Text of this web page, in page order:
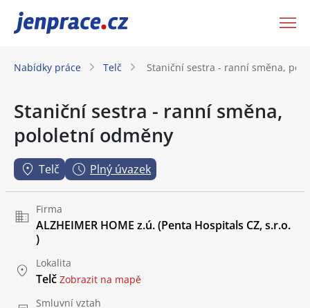
JenPráce.cz
Nabídky práce Telč Staniční sestra - ranní směna,
Staniční sestra - ranní směna,
pololetní odměny
Telč Plný úvazek
Firma
ALZHEIMER HOME z.ú. (Penta Hospitals CZ, s.r.o.
)
Lokalita
Telč Zobrazit na mapě
Smluvní vztah